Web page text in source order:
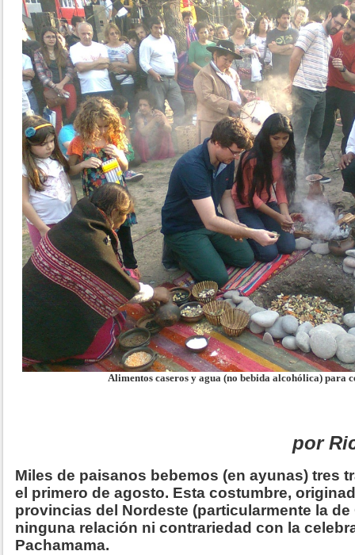
Alimentos caseros y agua (no bebida alcohólica) para
por Ricardo
Miles de paisanos bebemos (en ayunas) tres
el primero de agosto. Esta costumbre,
provincias del Nordeste (particularmente la
ninguna relación ni contrariedad con la
Pachamama.